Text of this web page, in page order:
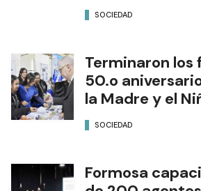
SOCIEDAD
Terminaron los
50.o
la Madre y el
SOCIEDAD
Formosa